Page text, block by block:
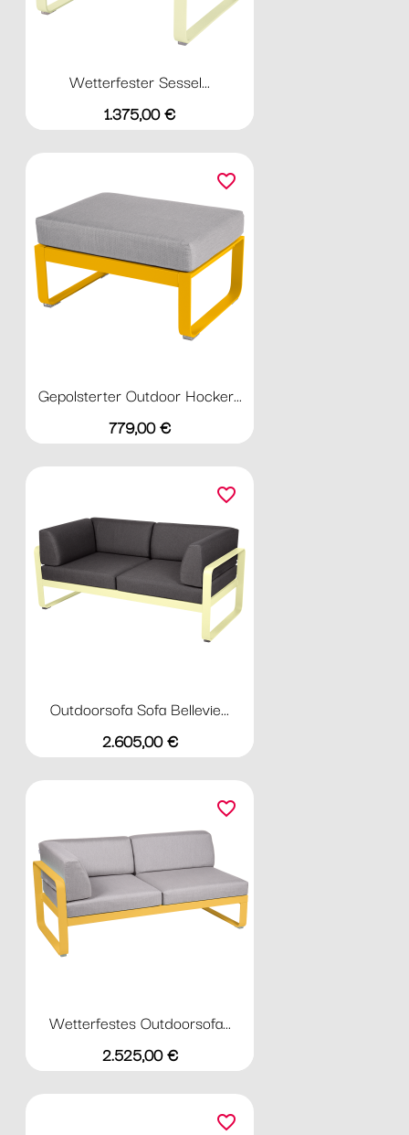
Wetterfester Sessel...
Preis
1.375,00 €
Gepolsterter Outdoor Hocker...
Preis
779,00 €
favorite_border
Outdoorsofa Sofa Bellevie...
Preis
2.605,00 €
favorite_border
Wetterfestes Outdoorsofa...
Preis
2.525,00 €
favorite_border
favorite_border